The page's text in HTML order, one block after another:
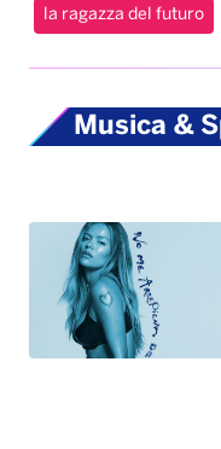
la ragazza del futuro
Musica &